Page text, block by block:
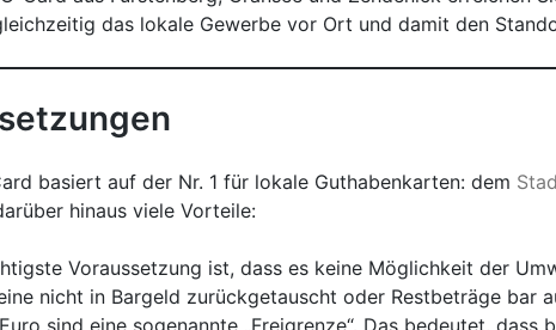
das lokale Gewerbe vor Ort und damit den
basiert auf der Nr. 1 für lokale Guthabenkarten: dem
hinaus viele Vorteile:
Voraussetzung ist, dass es keine Möglichkeit der
nicht in Bargeld zurückgetauscht oder Restbeträge bar